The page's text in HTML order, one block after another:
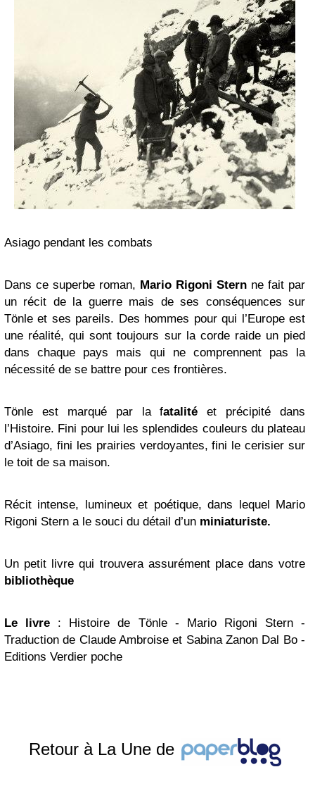
Asiago pendant les combats
Dans ce superbe roman, Mario Rigoni Stern ne fait par
un récit de la guerre mais de ses conséquences sur
Tönle et ses pareils. Des hommes pour qui l’Europe est
une réalité, qui sont toujours sur la corde raide un pied
dans chaque pays mais qui ne comprennent pas la
nécessité de se battre pour ces frontières.
Tönle est marqué par la fatalité et précipité dans
l’Histoire. Fini pour lui les splendides couleurs du plateau
d’Asiago, fini les prairies verdoyantes, fini le cerisier sur
le toit de sa maison.
Récit intense, lumineux et poétique, dans lequel Mario
Rigoni Stern a le souci du détail d’un miniaturiste.
Un petit livre qui trouvera assurément place dans votre
bibliothèque
Le livre
: Histoire de Tönle - Mario Rigoni Stern -
Traduction de Claude Ambroise et Sabina Zanon Dal Bo -
Editions Verdier poche
Retour à La Une de